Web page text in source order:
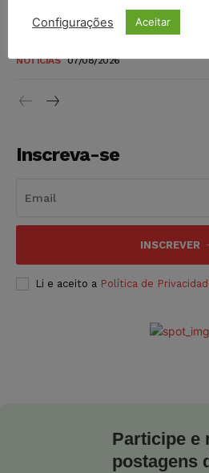
Justiça do Trabalho mantém justa
vendia canetas emagrecedoras no
NOTÍCIAS 07/08/2026
Inscreva-se
INSCREVER
Li e aceito a Política de
Participe e
postagens
Configurações Aceitar